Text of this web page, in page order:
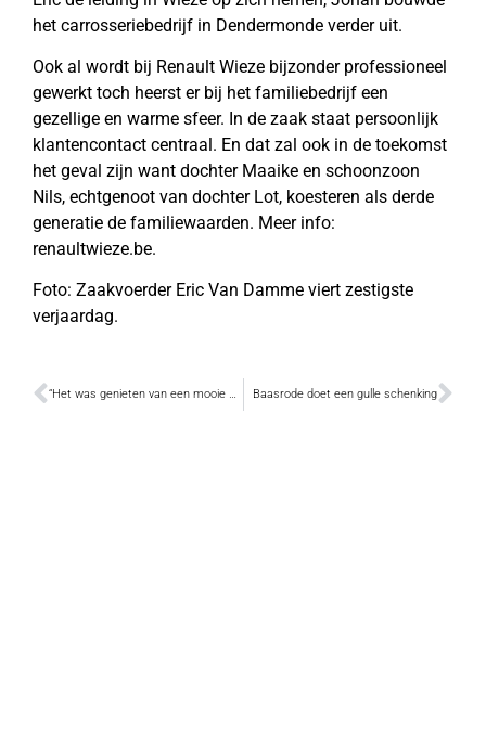
het carrosseriebedrijf in Dendermonde verder uit.
Ook al wordt bij Renault Wieze bijzonder professioneel
gewerkt toch heerst er bij het familiebedrijf een
gezellige en warme sfeer. In de zaak staat persoonlijk
klantencontact centraal. En dat zal ook in de toekomst
het geval zijn want dochter Maaike en schoonzoon
Nils, echtgenoot van dochter Lot, koesteren als derde
generatie de familiewaarden. Meer info:
renaultwieze.be.
Foto: Zaakvoerder Eric Van Damme viert zestigste
verjaardag.
“Het was genieten van een mooie en unieke ervaring” Baasrode doet een gulle schenking